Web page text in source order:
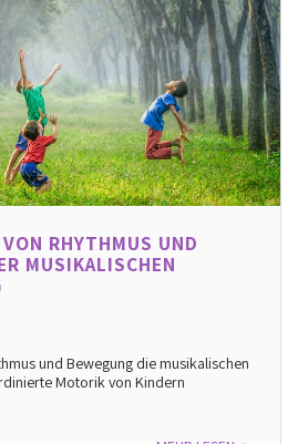
RHYTHMUS UND
MUSIKALISCHEN
und Bewegung die musikalischen
Motorik von Kindern